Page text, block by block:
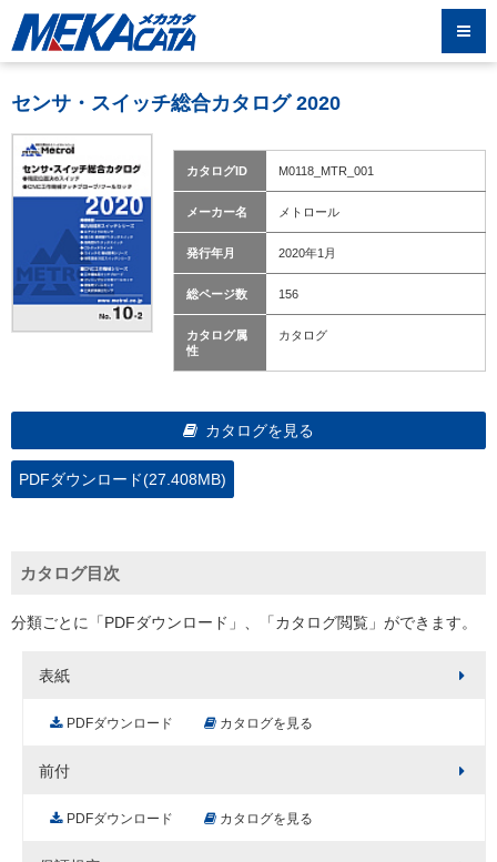
センサ・スイッチ総合カタログ 2020
カタログID M0118_MTR_001
メーカー名 メトロール
発行年月 2020年1月
総ページ数 156
カタログ属
性
カタログ
カタログを見る
PDFダウンロード(27.408MB)
カタログ目次
分類ごとに「PDFダウンロード」、「カタログ閲覧」ができます。
表紙
PDFダウンロード カタログを見る
前付
PDFダウンロード カタログを見る